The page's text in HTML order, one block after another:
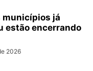
municípios já
estão encerrando
2026